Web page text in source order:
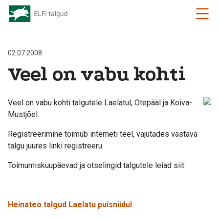
02.07.2008
Veel on vabu kohti
Veel on vabu kohti talgutele Laelatul, Otepääl ja Koiva-
Mustjõel.
Registreerimine toimub interneti teel, vajutades vastava
talgu juures linki registreeru.
Toimumiskuupäevad ja otselingid talgutele leiad siit:
Heinateo talgud Laelatu puisniidul